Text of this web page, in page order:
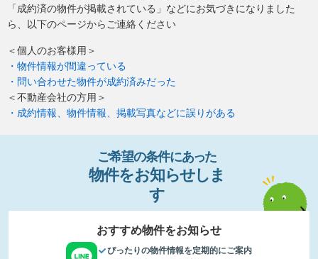
「成約済の物件が掲載されている」などにお気づきになりました
ら、以下のページからご連絡ください
＜個人のお客様用＞
・物件情報が間違っている
・問い合わせた物件が成約済みだった
＜不動産会社の方用＞
・成約情報、物件情報、掲載写真などに誤りがある
ご希望の条件にあった
物件をお知らせし ま
す
おすすめ物件をお知らせ
ぴったりの物件情報を定期的にご案内